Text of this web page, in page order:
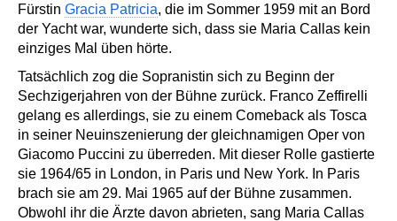
Fürstin Gracia Patricia, die im Sommer 1959 mit an Bord
der Yacht war, wunderte sich, dass sie Maria Callas kein
einziges Mal üben hörte.
Tatsächlich zog die Sopranistin sich zu Beginn der
Sechzigerjahren von der Bühne zurück. Franco Zeffirelli
gelang es allerdings, sie zu einem Comeback als Tosca
in seiner Neuinszenierung der gleichnamigen Oper von
Giacomo Puccini zu überreden. Mit dieser Rolle gastierte
sie 1964/65 in London, in Paris und New York. In Paris
brach sie am 29. Mai 1965 auf der Bühne zusammen.
Obwohl ihr die Ärzte davon abrieten, sang Maria Callas